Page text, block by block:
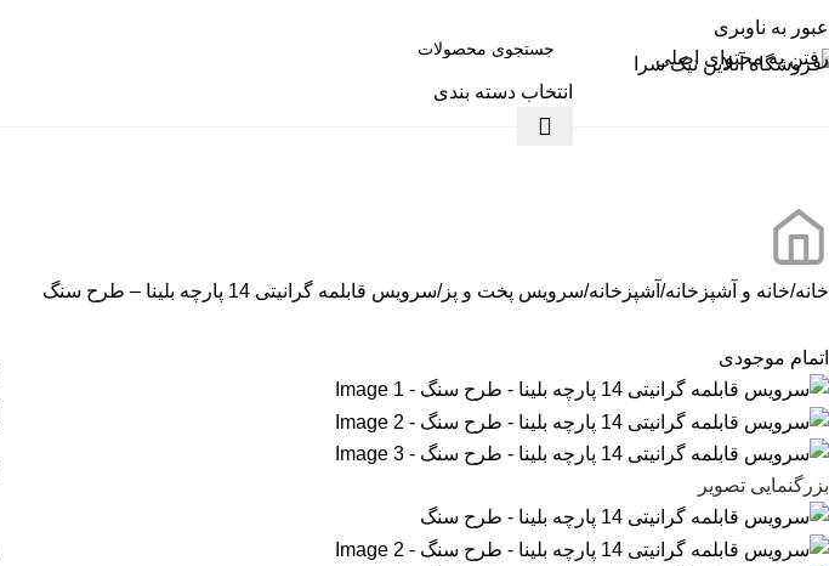
عبور به ناوبری
رفتن به محتوای اصلی
انتخاب دسته بندی
خانه خانه و آشپزخانه آشپزخانه سرویس پخت و پز سرویس قابلمه گرانیتی 14 پارچه بلینا – طرح سنگ
اتمام موجودی
بزرگنمایی تصویر